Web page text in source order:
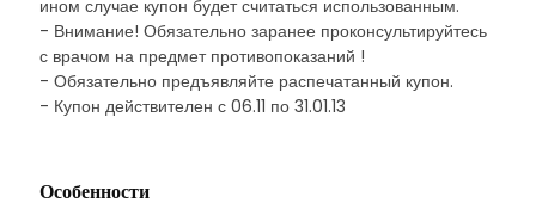
ином случае купон будет считаться использованным.
- Внимание! Обязательно заранее проконсультируйтесь
с врачом на предмет противопоказаний !
- Обязательно предъявляйте распечатанный купон.
- Купон действителен с 06.11 по 31.01.13
Особенности